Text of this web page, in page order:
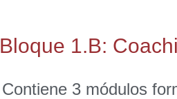
Bloque 1.B:
Contiene 3 módulos